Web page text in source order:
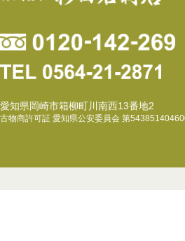
愛知県岡崎市箱柳町川南西13番地2
古物商許可証 愛知県公安委員会 第